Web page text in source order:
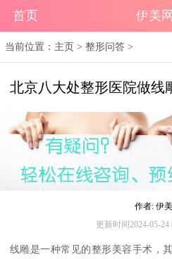
首页 伊美网
当前位置： 主页 >整形问答 >
北京八大处整形医院做线
作者: 伊
更新时间2024-05-24
线雕是一种常见的整形美容手术，